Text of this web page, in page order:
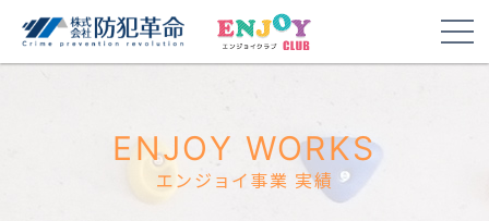
ENJOY WORKS
エンジョイ事業 実績